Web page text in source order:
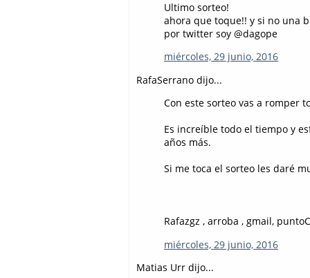
Ultimo sorteo!
ahora que toque!! y si no una
por twitter soy @dagope
miércoles, 29 junio, 2016
RafaSerrano dijo...
Con este sorteo vas a romper
Es increíble todo el tiempo y
años más.
Si me toca el sorteo les daré
Rafazgz , arroba , gmail,
miércoles, 29 junio, 2016
Matias Urr dijo...